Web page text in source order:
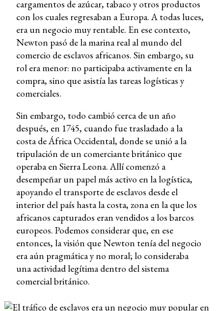
cargamentos de azúcar, tabaco y otros productos
con los cuales regresaban a Europa. A todas luces,
era un negocio muy rentable. En ese contexto,
Newton pasó de la marina real al mundo del
comercio de esclavos africanos. Sin embargo, su
rol era menor: no participaba activamente en la
compra, sino que asistía las tareas logísticas y
comerciales.
Sin embargo, todo cambió cerca de un año
después, en 1745, cuando fue trasladado a la
costa de África Occidental, donde se unió a la
tripulación de un comerciante británico que
operaba en Sierra Leona. Allí comenzó a
desempeñar un papel más activo en la logística,
apoyando el transporte de esclavos desde el
interior del país hasta la costa, zona en la que los
africanos capturados eran vendidos a los barcos
europeos. Podemos considerar que, en ese
entonces, la visión que Newton tenía del negocio
era aún pragmática y no moral; lo consideraba
una actividad legítima dentro del sistema
comercial británico.